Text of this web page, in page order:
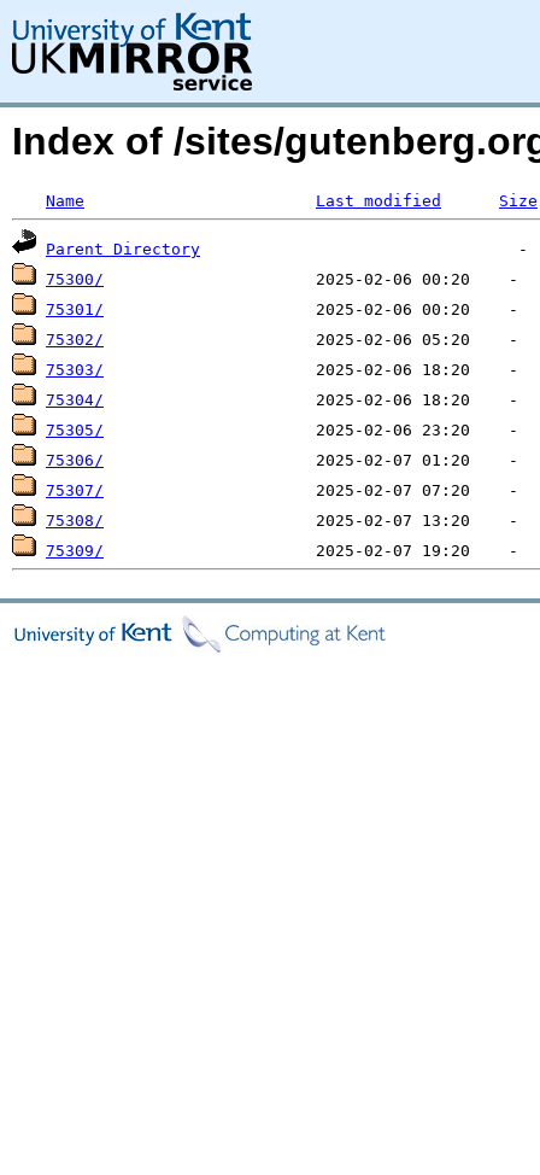
Index of /sites/
Name Last modified Size
Parent Directory
75300/
75301/
75302/
75303/
75304/
75305/
75306/
75307/
75308/
75309/